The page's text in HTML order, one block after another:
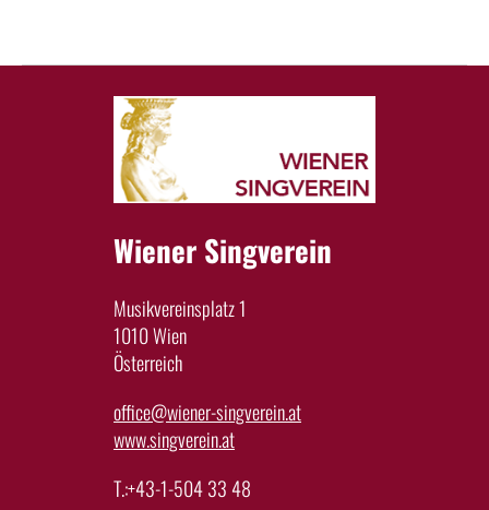
Wiener Singverein
Musikvereinsplatz 1
1010 Wien
Österreich
office@wiener-singverein.at
www.singverein.at
T.:+43-1-504 33 48